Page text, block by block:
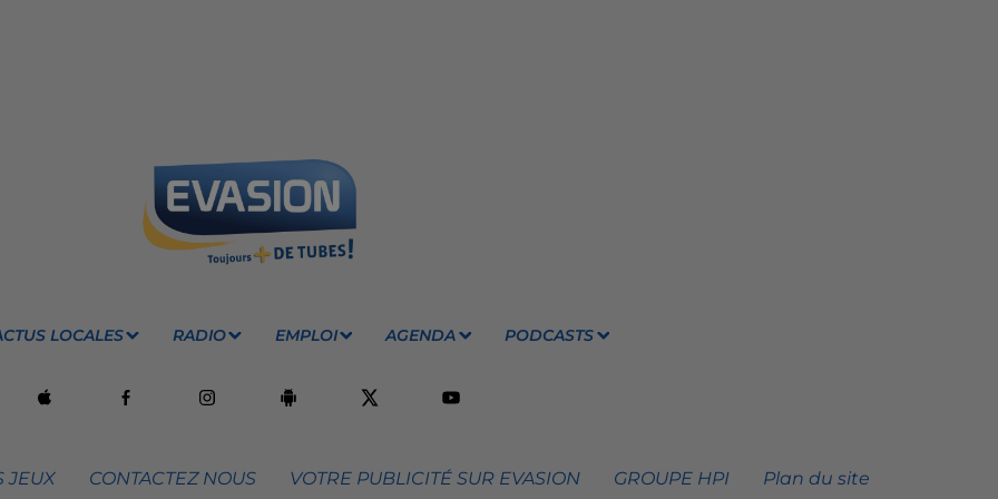
LOCALES RADIO EMPLOI AGENDA PODCASTS
JEUX CONTACTEZ NOUS VOTRE PUBLICITÉ SUR EVASION GROUPE HPI Plan du site